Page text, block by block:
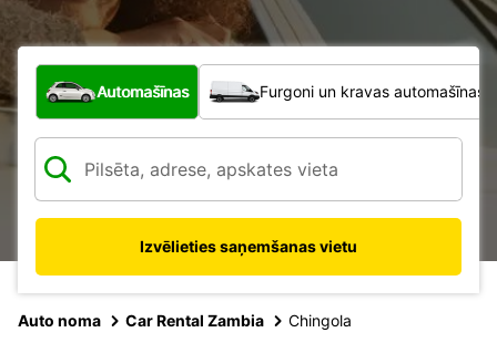
Kāda veida transportlīdzeklis?
Automašīnas Furgoni un kravas automašīnas
Izvēlieties saņemšanas vietu
Auto noma Car Rental Zambia Chingola